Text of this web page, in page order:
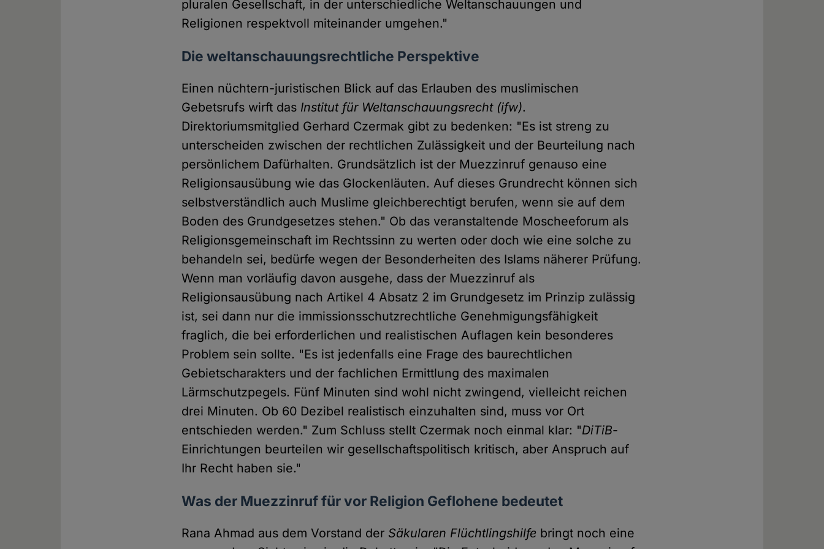
pluralen Gesellschaft, in der unterschiedliche Weltanschauungen und
Religionen respektvoll miteinander umgehen."
Die weltanschauungsrechtliche Perspektive
Einen nüchtern-juristischen Blick auf das Erlauben des muslimischen
Gebetsrufs wirft das Institut für Weltanschauungsrecht (ifw).
Direktoriumsmitglied Gerhard Czermak gibt zu bedenken: "Es ist streng zu
unterscheiden zwischen der rechtlichen Zulässigkeit und der Beurteilung nach
persönlichem Dafürhalten. Grundsätzlich ist der Muezzinruf genauso eine
Religionsausübung wie das Glockenläuten. Auf dieses Grundrecht können sich
selbstverständlich auch Muslime gleichberechtigt berufen, wenn sie auf dem
Boden des Grundgesetzes stehen." Ob das veranstaltende Moscheeforum als
Religionsgemeinschaft im Rechtssinn zu werten oder doch wie eine solche zu
behandeln sei, bedürfe wegen der Besonderheiten des Islams näherer Prüfung.
Wenn man vorläufig davon ausgehe, dass der Muezzinruf als
Religionsausübung nach Artikel 4 Absatz 2 im Grundgesetz im Prinzip zulässig
ist, sei dann nur die immissionsschutzrechtliche Genehmigungsfähigkeit
fraglich, die bei erforderlichen und realistischen Auflagen kein besonderes
Problem sein sollte. "Es ist jedenfalls eine Frage des baurechtlichen
Gebietscharakters und der fachlichen Ermittlung des maximalen
Lärmschutzpegels. Fünf Minuten sind wohl nicht zwingend, vielleicht reichen
drei Minuten. Ob 60 Dezibel realistisch einzuhalten sind, muss vor Ort
entschieden werden." Zum Schluss stellt Czermak noch einmal klar: "DiTiB-
Einrichtungen beurteilen wir gesellschaftspolitisch kritisch, aber Anspruch auf
Ihr Recht haben sie."
Was der Muezzinruf für vor Religion Geflohene bedeutet
Rana Ahmad aus dem Vorstand der Säkularen Flüchtlingshilfe bringt noch eine